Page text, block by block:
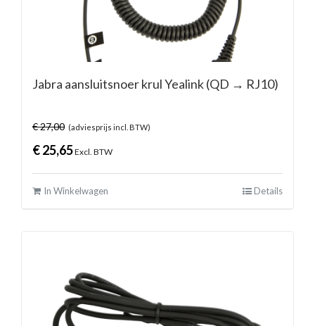
Jabra aansluitsnoer krul Yealink (QD → RJ10)
€27,00 (adviesprijs incl. BTW)
€25,65Excl. BTW
In Winkelwagen Details